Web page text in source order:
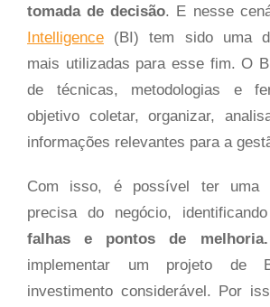
tomada de decisão. E nesse
Intelligence (BI) tem sido uma
mais utilizadas para esse fim. O
de técnicas, metodologias e
objetivo coletar, organizar,
informações relevantes para a
Com isso, é possível ter uma
precisa do negócio, identificando
falhas e pontos de melhoria.
implementar um projeto de
investimento considerável. Por